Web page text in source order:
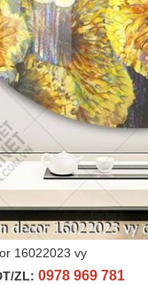
16022023 vy
ZL: 0978 969 781